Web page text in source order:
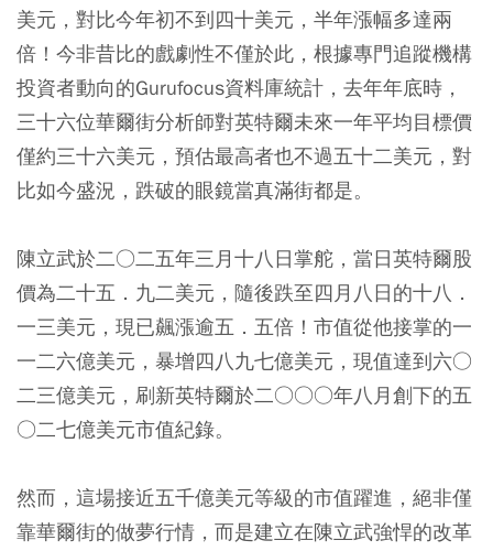
美元，對比今年初不到四十美元，半年漲幅多達兩
倍！今非昔比的戲劇性不僅於此，根據專門追蹤機構
投資者動向的Gurufocus資料庫統計，去年年底時，
三十六位華爾街分析師對英特爾未來一年平均目標價
僅約三十六美元，預估最高者也不過五十二美元，對
比如今盛況，跌破的眼鏡當真滿街都是。
陳立武於二○二五年三月十八日掌舵，當日英特爾股
價為二十五．九二美元，隨後跌至四月八日的十八．
一三美元，現已飆漲逾五．五倍！市值從他接掌的一
一二六億美元，暴增四八九七億美元，現值達到六○
二三億美元，刷新英特爾於二○○○年八月創下的五
○二七億美元市值紀錄。
然而，這場接近五千億美元等級的市值躍進，絕非僅
靠華爾街的做夢行情，而是建立在陳立武強悍的改革